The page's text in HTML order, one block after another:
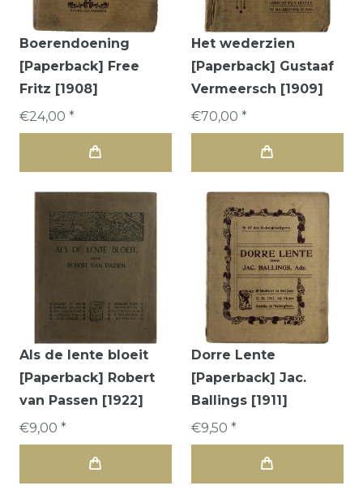
Boerendoening
[Paperback] Free
Fritz [1908]
€24,00 *
Het wederzien
[Paperback] Gustaaf
Vermeersch [1909]
€70,00 *
Als de lente bloeit
[Paperback] Robert
van Passen [1922]
€9,00 *
Dorre Lente
[Paperback] Jac.
Ballings [1911]
€9,50 *